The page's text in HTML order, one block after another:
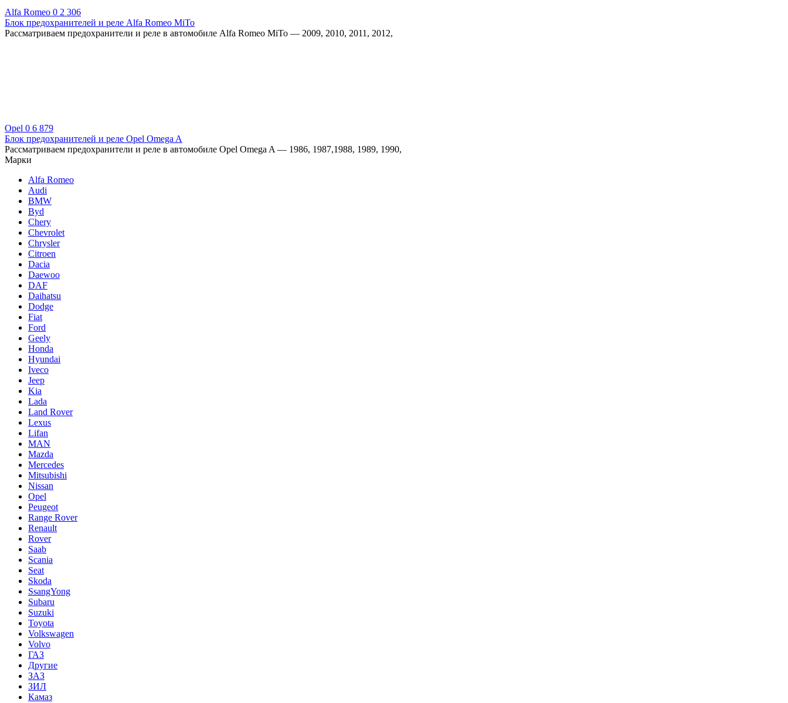
Alfa Romeo 0 2 306
Блок предохранителей и реле Alfa Romeo MiTo
Рассматриваем предохранители и реле в автомобиле Alfa Romeo MiTo — 2009, 2010, 2011, 2012,
Opel 0 6 879
Блок предохранителей и реле Opel Omega A
Рассматриваем предохранители и реле в автомобиле Opel Omega A — 1986, 1987,1988, 1989, 1990,
Марки
Alfa Romeo
Audi
BMW
Byd
Chery
Chevrolet
Chrysler
Citroen
Dacia
Daewoo
DAF
Daihatsu
Dodge
Fiat
Ford
Geely
Honda
Hyundai
Iveco
Jeep
Kia
Lada
Land Rover
Lexus
Lifan
MAN
Mazda
Mercedes
Mitsubishi
Nissan
Opel
Peugeot
Range Rover
Renault
Rover
Saab
Scania
Seat
Skoda
SsangYong
Subaru
Suzuki
Toyota
Volkswagen
Volvo
ГАЗ
Другие
ЗАЗ
ЗИЛ
Камаз